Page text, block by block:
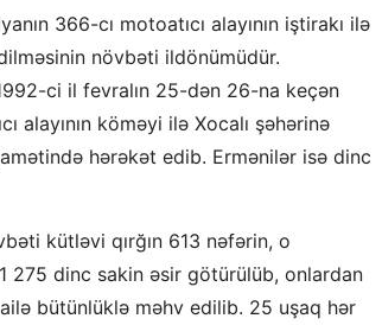
366-cı motoatıcı alayının iştirakı ilə
növbəti ildönümüdür.
ci il fevralın 25-dən 26-na keçən
alayının köməyi ilə Xocalı şəhərinə
hərəkət edib. Ermənilər isə dinc
kütləvi qırğın 613 nəfərin, o
275 dinc sakin əsir götürülüb, onlardan
bütünlüklə məhv edilib. 25 uşaq hər